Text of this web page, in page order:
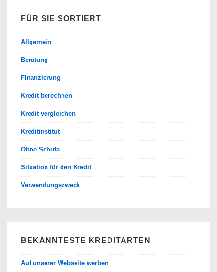
FÜR SIE SORTIERT
Allgemein
Beratung
Finanzierung
Kredit berechnen
Kredit vergleichen
Kreditinstitut
Ohne Schufa
Situation für den Kredit
Verwendungszweck
BEKANNTESTE KREDITARTEN
Auf unserer Webseite werben